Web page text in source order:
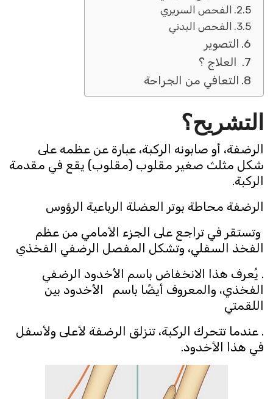
الفحص السريري
الفحص البدني
التصوير
العلاج ؟
التعافي من الجراحة
التشريح؟
الرضفة، أو صابونه الركبة، عبارة عن عظمه على
شكل مثلث صغير مقلوب (مقلوب) يقع في مقدمة
الركبة.
الرضفة محاطة بوتر العضلة الرباعية الرؤوس
وتستقر في تراجع على الجزء الأمامي من عظم
الفخذ السفلي، وتشكل المفصل الرضفي الفخذي
. يُعرف هذا الانخفاض باسم الأخدود الرضفي
الفخذي، والمعروف أيضًا باسم الأخدود بين
اللقمتي
. عندما تتحرك الركبة، تنزلق الرضفة لأعلى ولأسفل
في هذا الأخدود.